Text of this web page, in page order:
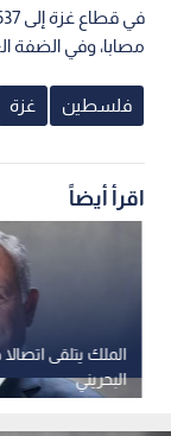
مصابا، وفي الضفة الغربية إلى 29 شهيدا
فلسطين غزة
اقرأ أيضاً
الملك يتلقى
البحريني